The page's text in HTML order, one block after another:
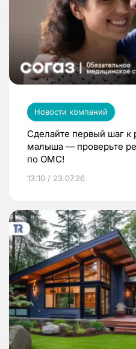
Новости компаний
Сделайте первый шаг
малыша — проверьте
по ОМС!
13:10 / 23.07.26